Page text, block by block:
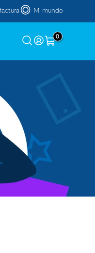
Mi mundo
0